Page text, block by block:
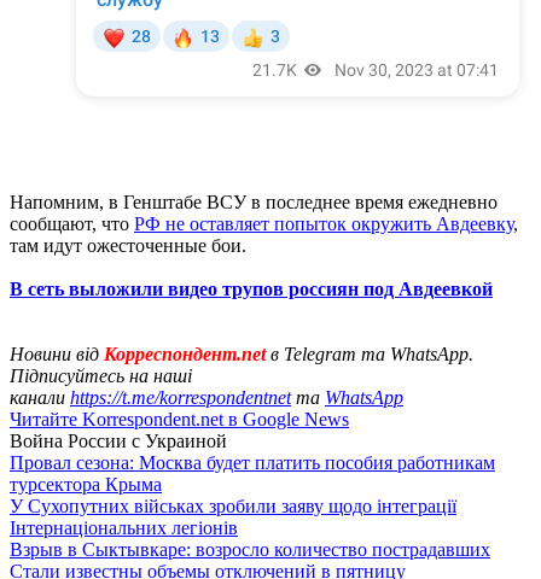
Напомним, в Генштабе ВСУ в последнее время ежедневно
сообщают, что РФ не оставляет попыток окружить Авдеевку,
там идут ожесточенные бои.
В сеть выложили видео трупов россиян под Авдеевкой
Новини від Корреспондент.netв Telegram та WhatsApp.
Підписуйтесь на наші
канали https://t.me/korrespondentnetта WhatsApp
Читайте Korrespondent.net в Google News
Война России с Украиной
Провал сезона: Москва будет платить пособия работникам
турсектора Крыма
У Сухопутних військах зробили заяву щодо інтеграції
Інтернаціональних легіонів
Взрыв в Сыктывкаре: возросло количество пострадавших
Стали известны объемы отключений в пятницу